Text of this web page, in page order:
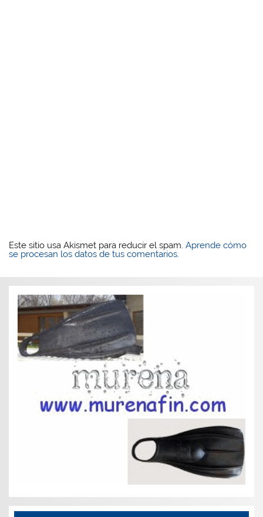
Este sitio usa Akismet para reducir el spam.Aprende cómo
se procesan los datos de tus comentarios.